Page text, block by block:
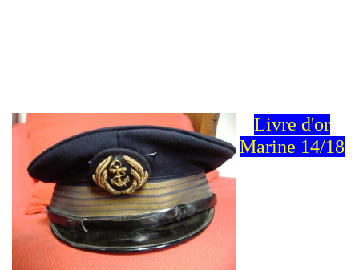
Livre d'or
Marine 14/18